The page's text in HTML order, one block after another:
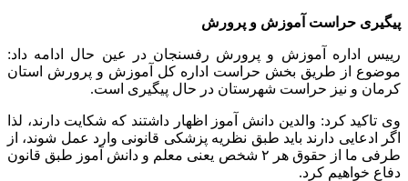
پیگیری حراست آموزش و پرورش
رییس اداره آموزش و پرورش رفسنجان در عین حال ادامه داد:
موضوع از طریق بخش حراست اداره کل آموزش و پرورش استان
کرمان و نیز حراست شهرستان در حال پیگیری است.
وی تاکید کرد: والدین دانش آموز اظهار داشتند که شکایت دارند، لذا
اگر ادعایی دارند باید طبق نظریه پزشکی قانونی وارد عمل شوند، از
طرفی ما از حقوق هر ۲ شخص یعنی معلم و دانش آموز طبق قانون
دفاع خواهیم کرد.